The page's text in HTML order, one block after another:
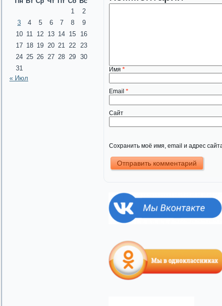
1
2
3
4 5 6 7 8
9
10 11 12 13 14 15
16
17 18 19 20 21 22
23
24 25 26 27 28 29 30
31
« Июл
Имя *
Email *
Сайт
Сохранить моё имя, email и адрес